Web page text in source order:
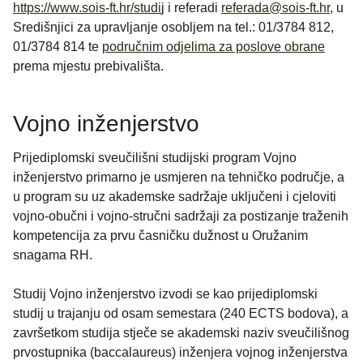
https://www.sois-ft.hr/studij i referadi referada@sois-ft.hr, u
Središnjici za upravljanje osobljem na tel.: 01/3784 812,
01/3784 814 te područnim odjelima za poslove obrane
prema mjestu prebivališta.
Vojno inženjerstvo
Prijediplomski sveučilišni studijski program Vojno
inženjerstvo primarno je usmjeren na tehničko područje, a
u program su uz akademske sadržaje uključeni i cjeloviti
vojno-obučni i vojno-stručni sadržaji za postizanje traženih
kompetencija za prvu časničku dužnost u Oružanim
snagama RH.
Studij Vojno inženjerstvo izvodi se kao prijediplomski
studij u trajanju od osam semestara (240 ECTS bodova), a
završetkom studija stječe se akademski naziv sveučilišnog
prvostupnika (baccalaureus) inženjera vojnog inženjerstva